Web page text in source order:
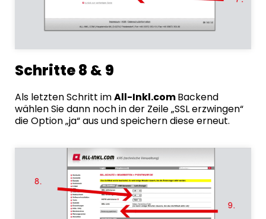
Schritte 8 & 9
Als letzten Schritt imAll-Inkl.comBackend
wählen Sie dann noch in der Zeile „SSL erzwingen“
die Option „ja“ aus und speichern diese erneut.